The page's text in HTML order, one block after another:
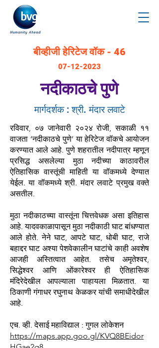
बीव्हीजी हेरिटेज वॉक - 46
07-12-2023
नदीकाठचे पुणे
मार्गदर्शक : श्री. मंदार लवाटे
रविवार, ०७ जानेवारी २०२४ रोजी, सकाळी ११
वाजता ‘नदीकाठचे पुणे’ या हेरिटेज वॉकचे आयोजन
करण्यात आले आहे. पुणे शहरातील नदीपात्र म्हणून
प्रसिद्ध असलेल्या मुठा नदीच्या काठावरील
ऐतिहासिक वास्तूंची माहिती या वॉकमध्ये देण्यात
येईल. या वॉकमध्ये श्री. मंदार लवाटे प्रमुख वक्ते
असतील.
मुठा नदीकाठच्या वास्तूंना चित्तवेधक असा इतिहास
आहे. यादवकाळापासून मुठा नदीकाठी घाट बांधण्यात
आले होते. नेने घाट, आपटे घाट, धोबी घाट, राजे
बहाद्दर घाट अश्या पेशवेकालीन घाटांचे काही अवशेष
आजही अस्तित्वात आहेत. तसेच अमृतेश्वर,
सिद्धेश्वर आणि ओंकारेश्वर ही ऐतिहासिक
मंदिरेदेखील आपल्याला पाहायला मिळतात. या
ठिकाणी गंगाधर रघुनाथ केळकर यांची समाधीदेखील
आहे.
एच. व्ही. देसाई महाविद्याल : गुगल लोकेशन
https://maps.app.goo.gl/KVQ8BEidor